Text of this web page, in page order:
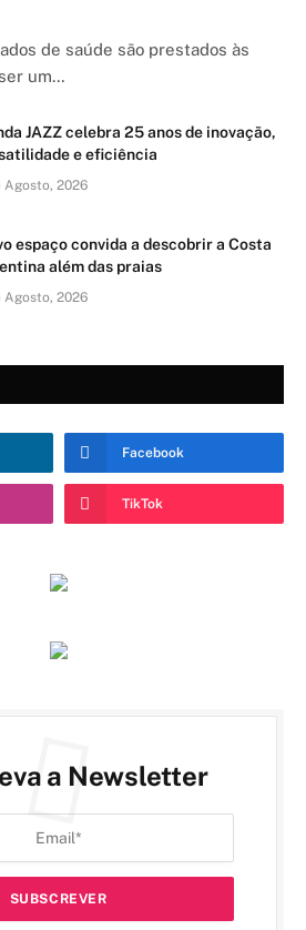
de saúde são prestados às
um…
JAZZ celebra 25 anos de inovação,
e eficiência
Agosto, 2026
espaço convida a descobrir a Costa
além das praias
Agosto, 2026
Facebook
TikTok
a Newsletter